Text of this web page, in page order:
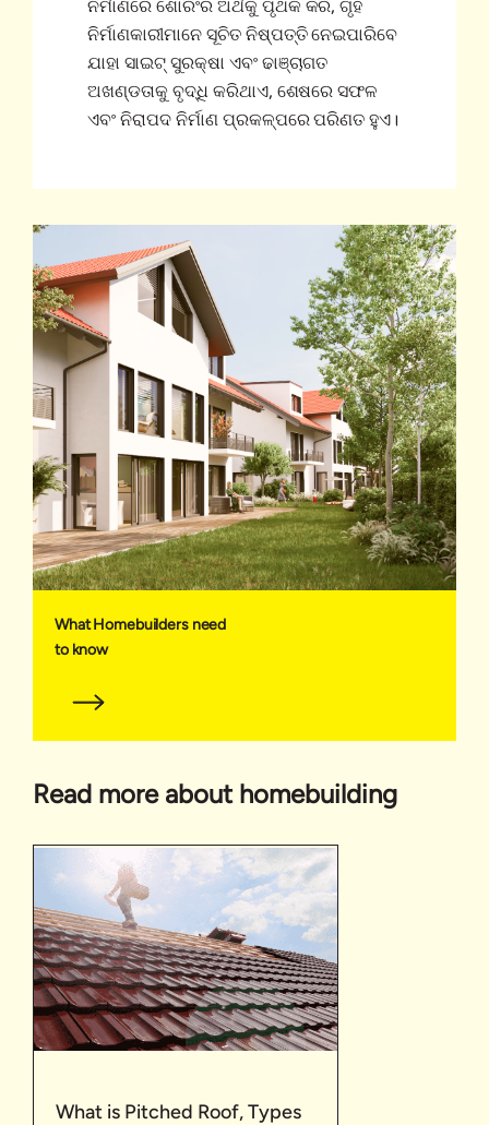
ନିର୍ମାଣରେ ଶୋରିଂର ଅର୍ଥକୁ ପୃଥକ କରି, ଗୃହ
ନିର୍ମାଣକାରୀମାନେ ସୂଚିତ ନିଷ୍ପତ୍ତି ନେଇପାରିବେ
ଯାହା ସାଇଟ୍ ସୁରକ୍ଷା ଏବଂ ଢାଞ୍ଚାଗତ
ଅଖଣ୍ଡତାକୁ ବୃଦ୍ଧି କରିଥାଏ, ଶେଷରେ ସଫଳ
ଏବଂ ନିରାପଦ ନିର୍ମାଣ ପ୍ରକଳ୍ପରେ ପରିଣତ ହୁଏ।
What Homebuilders need
to know
Read more about homebuilding
What is Pitched Roof, Types